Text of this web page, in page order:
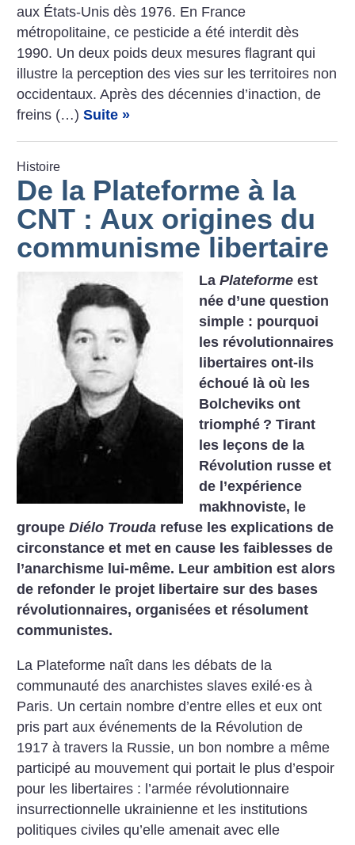
aux États-Unis dès 1976. En France
métropolitaine, ce pesticide a été interdit dès
1990. Un deux poids deux mesures flagrant qui
illustre la perception des vies sur les territoires non
occidentaux. Après des décennies d’inaction, de
freins (…)Suite »
Histoire
De la Plateforme à la
CNT : Aux origines du
communisme libertaire
LaPlateforme est
née d’une question
simple : pourquoi
les révolutionnaires
libertaires ont-ils
échoué là où les
Bolcheviks ont
triomphé ? Tirant
les leçons de la
Révolution russe et
de l’expérience
makhnoviste, le
groupeDiélo Trouda refuse les explications de
circonstance et met en cause les faiblesses de
l’anarchisme lui-même. Leur ambition est alors
de refonder le projet libertaire sur des bases
révolutionnaires, organisées et résolument
communistes.
La Plateforme naît dans les débats de la
communauté des anarchistes slaves exilé·es à
Paris. Un certain nombre d’entre elles et eux ont
pris part aux événements de la Révolution de
1917 à travers la Russie, un bon nombre a même
participé au mouvement qui portait le plus d’espoir
pour les libertaires : l’armée révolutionnaire
insurrectionnelle ukrainienne et les institutions
politiques civiles qu’elle amenait avec elle